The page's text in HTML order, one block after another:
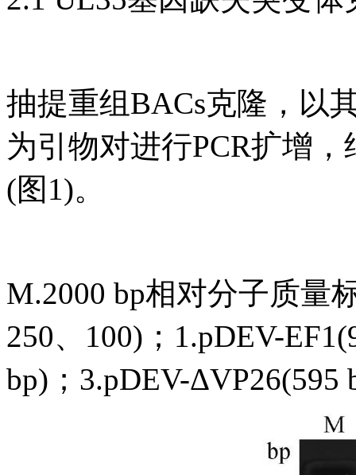
抽提重组BACs克隆，以
为引物对进行PCR扩增
(图1)。
M.2000 bp相对分子质量
250、100)；1.pDEV-
bp)；3.pDEV-ΔVP26(595